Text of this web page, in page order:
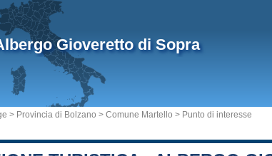
Gioveretto di Sopra
> Provincia di Bolzano > Comune Martello > Punto di interesse